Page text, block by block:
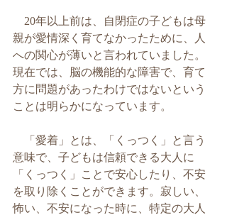
20年以上前は、自閉症の子どもは母
親が愛情深く育てなかったために、人
への関心が薄いと言われていました。
現在では、脳の機能的な障害で、育て
方に問題があったわけではないという
ことは明らかになっています。
「愛着」とは、「くっつく」と言う
意味で、子どもは信頼できる大人に
「くっつく」ことで安心したり、不安
を取り除くことができます。寂しい、
怖い、不安になった時に、特定の大人